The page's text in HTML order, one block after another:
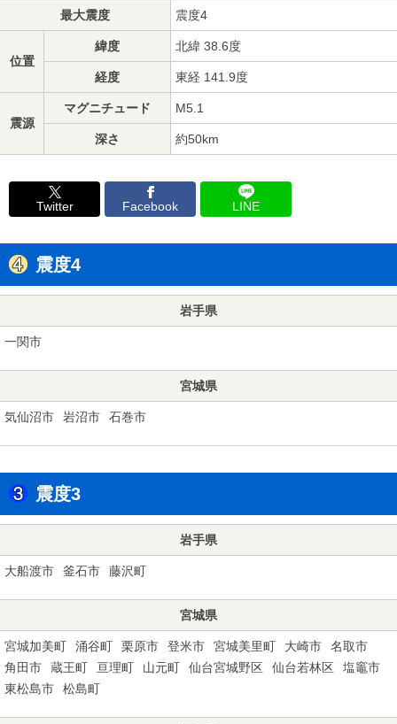
最大震度 震度4
位置
緯度 北緯 38.6度
経度 東経 141.9度
震源
マグニチュード M5.1
深さ 約50km
Twitter Facebook LINE
震度4
岩手県
一関市
宮城県
気仙沼市 岩沼市 石巻市
震度3
岩手県
大船渡市 釜石市 藤沢町
宮城県
宮城加美町 涌谷町 栗原市 登米市 宮城美里町 大崎市
名取市
角田市
蔵王町 亘理町 山元町 仙台宮城野区 仙台若林区
塩竈市
東松島市
松島町